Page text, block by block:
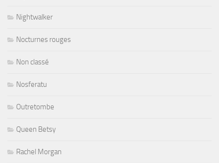
Nightwalker
Nocturnes rouges
Non classé
Nosferatu
Outretombe
Queen Betsy
Rachel Morgan